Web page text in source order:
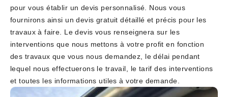
pour vous établir un devis personnalisé. Nous vous
fournirons ainsi un devis gratuit détaillé et précis pour les
travaux à faire. Le devis vous renseignera sur les
interventions que nous mettons à votre profit en fonction
des travaux que vous nous demandez, le délai pendant
lequel nous effectuerons le travail, le tarif des interventions
et toutes les informations utiles à votre demande.